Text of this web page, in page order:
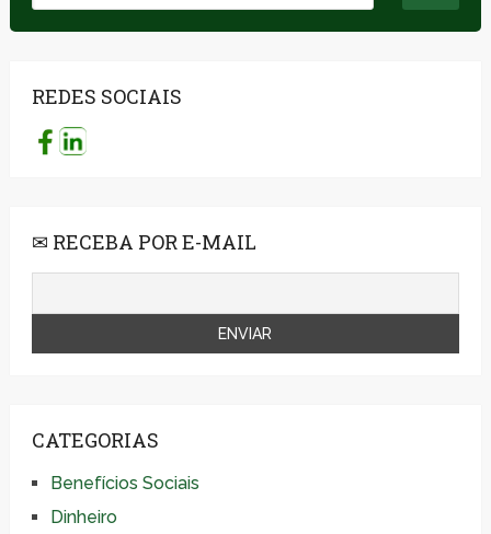
REDES SOCIAIS
✉ RECEBA POR E-MAIL
CATEGORIAS
Benefícios Sociais
Dinheiro